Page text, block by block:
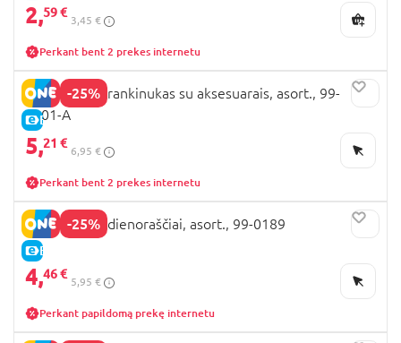
2,59 €
3,45 €
Perkant bent 2 prekes internetu
-25%
E-KAINA
BARBIE mini rankinukas su aksesuarais, asort., 99-
0101-A
5,21 €
6,95 €
Perkant bent 2 prekes internetu
-25%
E-KAINA
BARBIE mini dienoraščiai, asort., 99-0189
4,46 €
5,95 €
Perkant papildomą prekę internetu